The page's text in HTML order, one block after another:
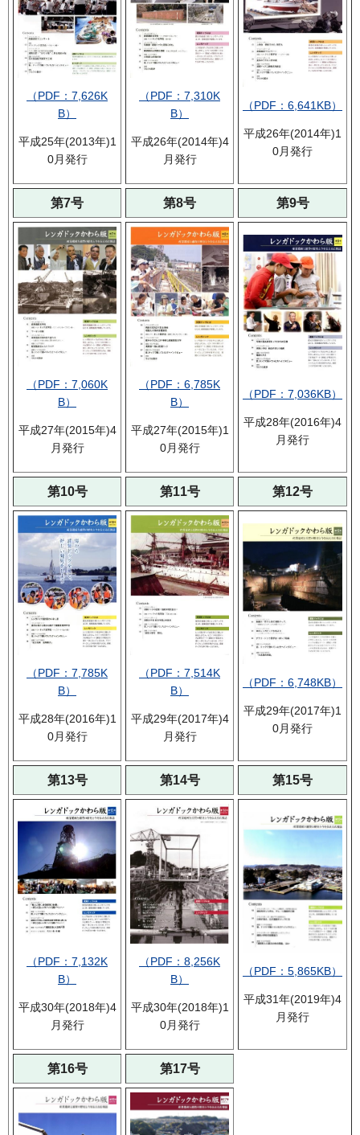
（PDF：7,626K
B）
平成25年(2013年)1
0月発行
（PDF：7,310K
B）
平成26年(2014年)4
月発行
（PDF：6,641KB）
平成26年(2014年)1
0月発行
第7号 第8号 第9号
（PDF：7,060K
B）
平成27年(2015年)4
月発行
（PDF：6,785K
B）
平成27年(2015年)1
0月発行
（PDF：7,036KB）
平成28年(2016年)4
月発行
第10号 第11号 第12号
（PDF：7,785K
B）
平成28年(2016年)1
0月発行
（PDF：7,514K
B）
平成29年(2017年)4
月発行
（PDF：6,748KB）
平成29年(2017年)1
0月発行
第13号 第14号 第15号
（PDF：7,132K
B）
平成30年(2018年)4
月発行
（PDF：8,256K
B）
平成30年(2018年)1
0月発行
（PDF：5,865KB）
平成31年(2019年)4
月発行
第16号 第17号